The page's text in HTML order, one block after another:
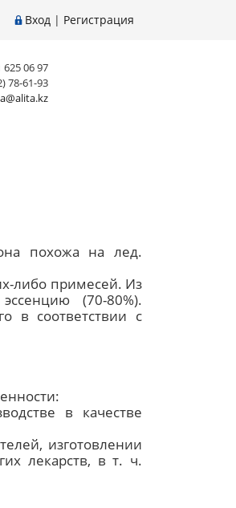
Вход | Регистрация
625 06 97
78-61-93
похожа на лед.
либо примесей. Из
(70-80%).
в соответствии с
в качестве
изготовлении
лекарств, в т. ч.